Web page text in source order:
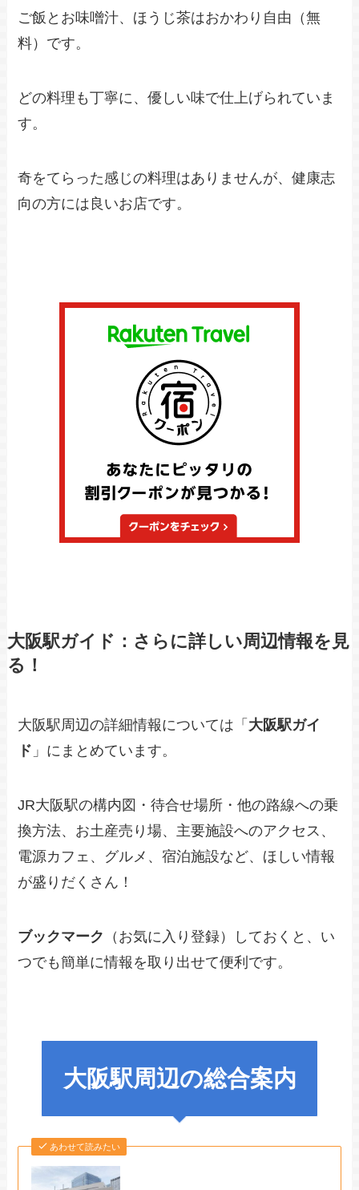
ご飯とお味噌汁、ほうじ茶はおかわり自由（無
料）です。
どの料理も丁寧に、優しい味で仕上げられていま
す。
奇をてらった感じの料理はありませんが、健康志
向の方には良いお店です。
大阪駅ガイド：さらに詳しい周辺情報を見
る！
大阪駅周辺の詳細情報については「 大阪駅ガイ
ド 」にまとめています。
JR大阪駅の構内図・待合せ場所・他の路線への乗
換方法、お土産売り場、主要施設へのアクセス、
電源カフェ、グルメ、宿泊施設など、ほしい情報
が盛りだくさん！
ブックマーク
（お気に入り登録）しておくと、い
つでも簡単に情報を取り出せて便利です。
大阪駅周辺の総合案内
あわせて読みたい